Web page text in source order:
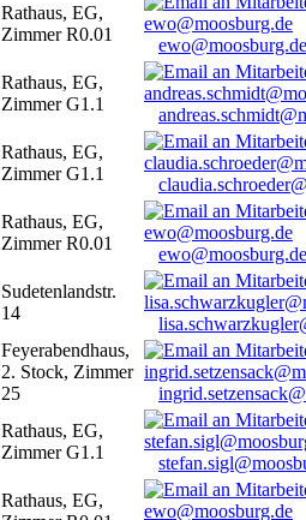
Rathaus, EG,
Zimmer R0.01
ewo@moosburg.de
Rathaus, EG,
Zimmer G1.1
Rathaus, EG,
Zimmer G1.1
Rathaus, EG,
Zimmer R0.01
ewo@moosburg.de
Sudetenlandstr.
14
Feyerabendhaus,
2. Stock, Zimmer
25
Rathaus, EG,
Zimmer G1.1
Rathaus, EG,